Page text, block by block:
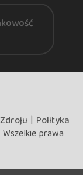
| Polityka
Wszelkie prawa